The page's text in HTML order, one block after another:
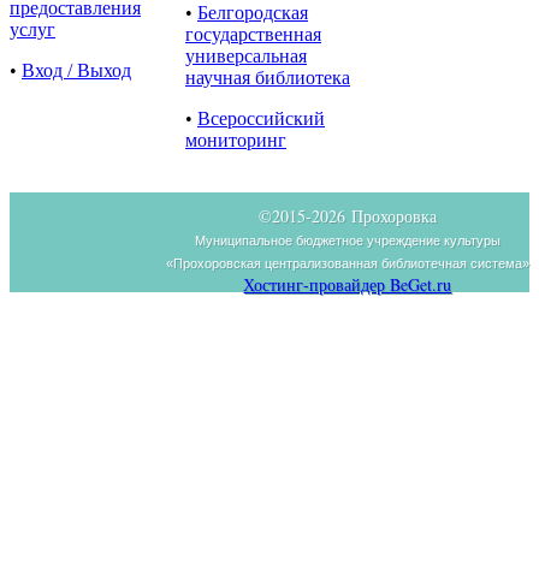
предоставления
услуг
• Вход / Выход
• Белгородская
государственная
универсальная
научная библиотека
• Всероссийский
мониторинг
©2015-2026 Прохоровка
Муниципальное бюджетное учреждение культуры
«Прохоровская централизованная библиотечная система»
Хостинг-провайдер BeGet.ru